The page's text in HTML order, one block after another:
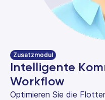
Zusatzmodul
Intelligente
Workflow
Optimieren Sie die